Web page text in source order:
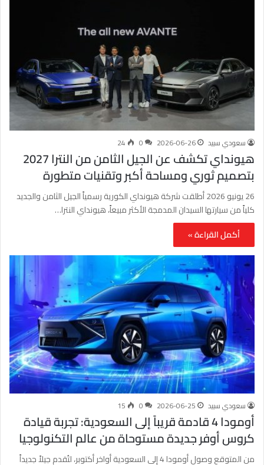
سعودي سبيد 2026-06-26
0
24
هيونداي تكشف عن الجيل الثامن من النترا 2027
بتصميم ثوري ومساحة أكبر وتقنيات متطورة
26 يونيو 2026 أطلقت شركة هيونداي الكورية رسمياً الجيل الثامن والجديد
كلياً من سيارتها السيدان المدمجة الأكثر مبيعاً، هيونداي النترا…
أكمل القراءة »
سعودي سبيد 2026-06-25
0
15
أومودا 4 قادمة قريباً إلى السعودية: تجربة قيادة
كروس أوفر جديدة مستوحاة من عالم التكنولوجيا
من المتوقع وصول أومودا 4 إلى السعودية أواخر أكتوبر، لتُقدم جيلاً جديداً